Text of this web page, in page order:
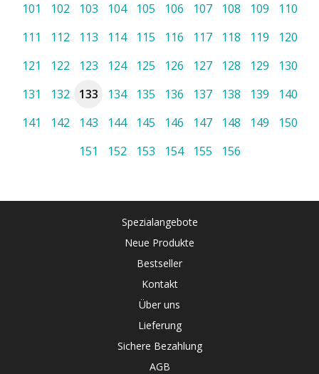
101
102 103 104 105 106 107 108 109
110
111
112 113 114 115 116 117 118 119
120
121
122 123 124 125 126 127 128 129
130
131
132 133 134 135 136 137 138 139
140
141
142 143 144 145 146 147 148 149
150
151
152 153 154 155 156
Spezialangebote
Neue Produkte
Bestseller
Kontakt
Über uns
Lieferung
Sichere Bezahlung
AGB